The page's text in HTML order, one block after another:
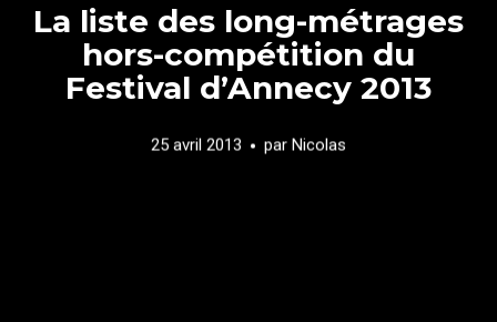
La liste des long-métrages
hors-compétition du
Festival d’Annecy 2013
25 avril 2013 par Nicolas